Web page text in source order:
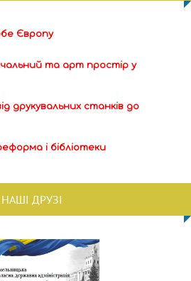
Європу
та арт простір у
друкувальних станків до
і бібліотеки
НАШІ ДРУЗІ